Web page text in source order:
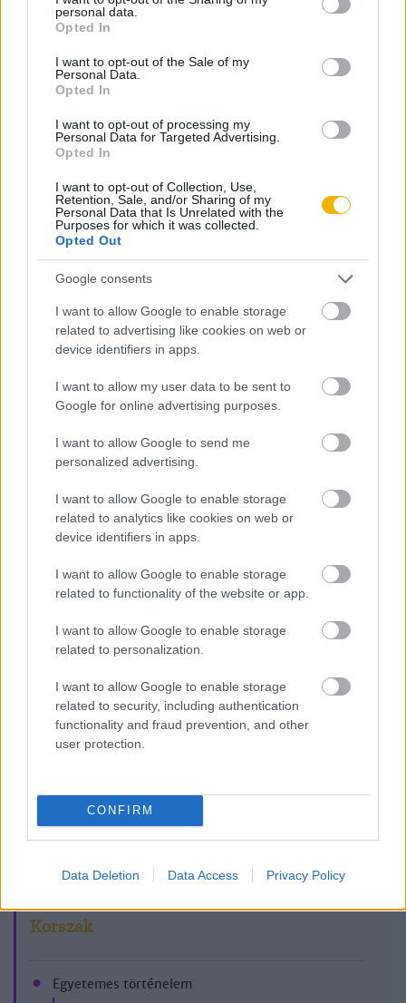
grant or deny consent to Google and its third-party tags to
use your data for below specified purposes in below Google
consent section.
personal data.
Opted In
I want to opt-out of the Sale of my
Personal Data.
Opted In
I want to opt-out of processing my
Personal Data for Targeted Advertising.
Opted In
I want to opt-out of Collection, Use,
Retention, Sale, and/or Sharing of my
Personal Data that Is Unrelated with the
Purposes for which it was collected.
Opted Out
Google consents
I want to allow Google to enable storage
related to advertising like cookies on web or
device identifiers in apps.
I want to allow my user data to be sent to
Google for online advertising purposes.
I want to allow Google to send me
personalized advertising.
I want to allow Google to enable storage
related to analytics like cookies on web or
device identifiers in apps.
I want to allow Google to enable storage
related to functionality of the website or app.
I want to allow Google to enable storage
related to personalization.
I want to allow Google to enable storage
related to security, including authentication
functionality and fraud prevention, and other
user protection.
CONFIRM
Data Deletion Data Access Privacy Policy
Már előfizetőnk?
Ha már regisztrált a Rubicon
Online-on, kattintson ide:
rendelkezik felhasználói fiókkal, kattintson ide:
Szerző
Németh György
Ismerje meg
A szerző cikkei
Tananyag
Egyetemes történelem
Az ókori Hellász
A görög hitvilág
Lapszám
2017/11.
Korszak
Egyetemes történelem